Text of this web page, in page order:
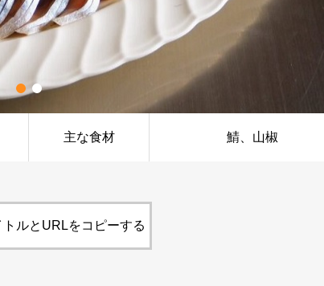
主な食材 鯖、山椒
ルとURLをコピーする